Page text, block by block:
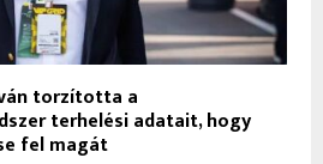
torzította a
terhelési adatait, hogy
fel magát